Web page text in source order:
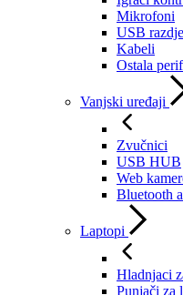
Mikrofoni
USB
Kabeli
Ostala
Vanjski uređaji
Zvučnici
USB HUB
Web
Bluetooth
Laptopi
Hladnjaci
Punjači za